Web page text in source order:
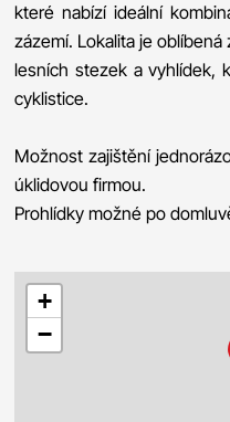
které nabízí ideální
zázemí. Lokalita je
lesních stezek a vyhlídek,
cyklistice.
Možnost zajištění
úklidovou firmou.
Prohlídky možné po
+
−